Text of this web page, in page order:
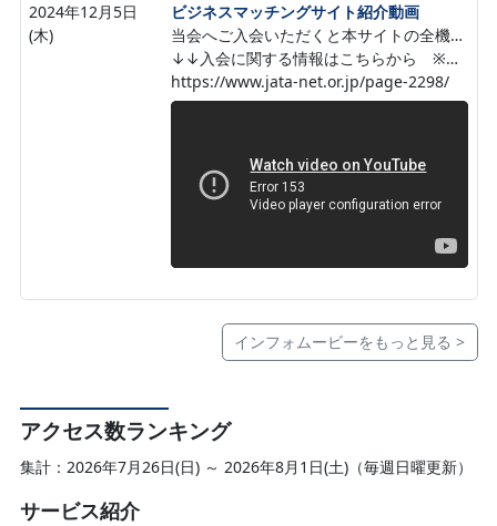
2024年12月5日
(木)
ビジネスマッチングサイト紹介動画
当会へご入会いただくと本サイトの全機能が使えます！！
↓↓入会に関する情報はこちらから ※アドレスバーにコピーしてください↓↓
https://www.jata-net.or.jp/page-2298/
インフォムービーをもっと見る >
アクセス数ランキング
集計：2026年7月26日(日) ～ 2026年8月1日(土)（毎週日曜更新）
サービス紹介